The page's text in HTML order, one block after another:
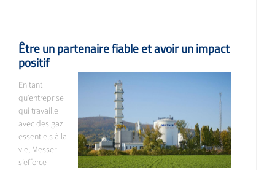
Être un partenaire fiable et avoir un impact
positif
En tant
qu’entreprise
qui travaille
avec des gaz
essentiels à la
vie, Messer
s’efforce